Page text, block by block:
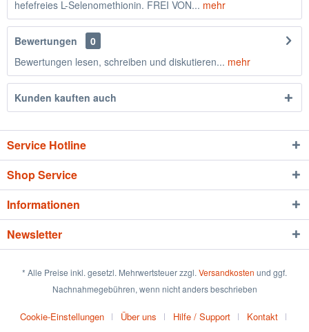
hefefreies L-Selenomethionin. FREI VON... mehr
Bewertungen
0
Bewertungen lesen, schreiben und diskutieren... mehr
Kunden kauften auch
Service Hotline
Shop Service
Informationen
Newsletter
* Alle Preise inkl. gesetzl. Mehrwertsteuer zzgl. Versandkosten und ggf.
Nachnahmegebühren, wenn nicht anders beschrieben
Cookie-Einstellungen Über uns Hilfe / Support Kontakt